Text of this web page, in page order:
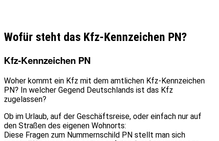
Wofür steht das Kfz-Kennzeichen PN?
Kfz-Kennzeichen PN
Woher kommt ein Kfz mit dem amtlichen Kfz-Kennzeichen
PN? In welcher Gegend Deutschlands ist das Kfz
zugelassen?
Ob im Urlaub, auf der Geschäftsreise, oder einfach nur auf
den Straßen des eigenen Wohnorts:
Diese Fragen zum Nummernschild PN stellt man sich